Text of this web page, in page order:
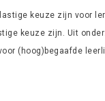
keuze zijn voor
keuze zijn. Uit
(hoog)begaafde